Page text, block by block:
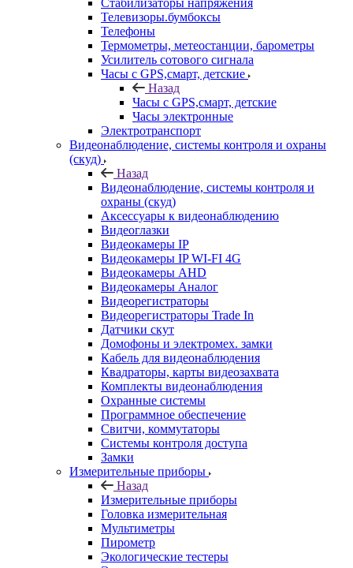
Стабилизаторы напряжения
Телевизоры.бумбоксы
Телефоны
Термометры, метеостанции, барометры
Усилитель сотового сигнала
Часы с GPS,смарт, детские
Назад
Часы с GPS,смарт, детские
Часы электронные
Электротранспорт
Видеонаблюдение, системы контроля и охраны
(скуд)
Назад
Видеонаблюдение, системы контроля и
охраны (скуд)
Аксессуары к видеонаблюдению
Видеоглазки
Видеокамеры IP
Видеокамеры IP WI-FI 4G
Видеокамеры AHD
Видеокамеры Аналог
Видеорегистраторы
Видеорегистраторы Trade In
Датчики скут
Домофоны и электромех. замки
Кабель для видеонаблюдения
Квадраторы, карты видеозахвата
Комплекты видеонаблюдения
Охранные системы
Программное обеспечение
Свитчи, коммутаторы
Системы контроля доступа
Замки
Измерительные приборы
Назад
Измерительные приборы
Головка измерительная
Мультиметры
Пирометр
Экологические тестеры